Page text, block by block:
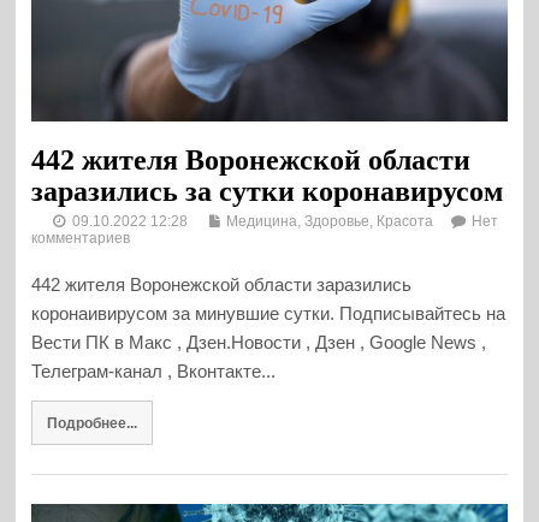
442 жителя Воронежской области
заразились за сутки коронавирусом
09.10.2022 12:28 Медицина, Здоровье, Красота
Нет
комментариев
442 жителя Воронежской области заразились
коронаивирусом за минувшие сутки. Подписывайтесь на
Вести ПК в Макс , Дзен.Новости , Дзен , Google News ,
Телеграм-канал , Вконтакте...
Подробнее...